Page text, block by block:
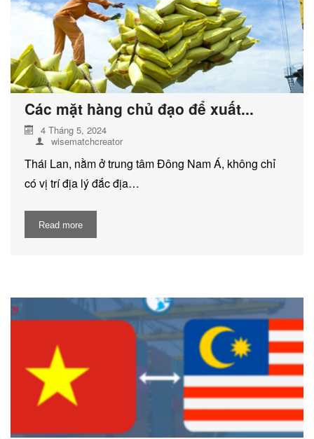
Các mặt hàng chủ đạo để xuất...
4 Tháng 5, 2024
wisematchcreator
Thái Lan, nằm ở trung tâm Đông Nam Á, không chỉ
có vị trí địa lý đắc địa…
Read more